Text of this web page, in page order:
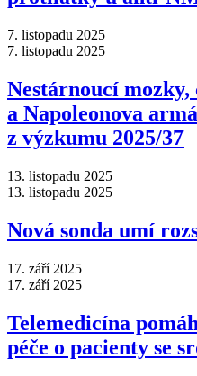
7. listopadu 2025
7. listopadu 2025
Nestárnoucí
a Napoleonova
z výzkumu 2025/37
13. listopadu 2025
13. listopadu 2025
Nová sonda umí
17. září 2025
17. září 2025
Telemedicína
péče o pacienty se